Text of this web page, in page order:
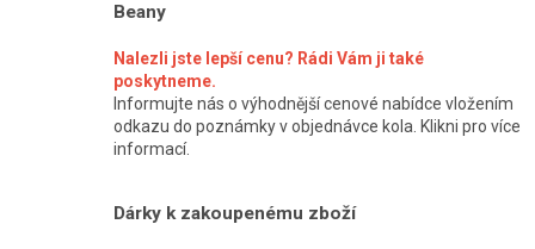
Beany
Nalezli jste lepší cenu? Rádi Vám ji také
poskytneme.
Informujte nás o výhodnější cenové nabídce vložením
odkazu do poznámky v objednávce kola. Klikni pro více
informací.
Dárky k zakoupenému zboží